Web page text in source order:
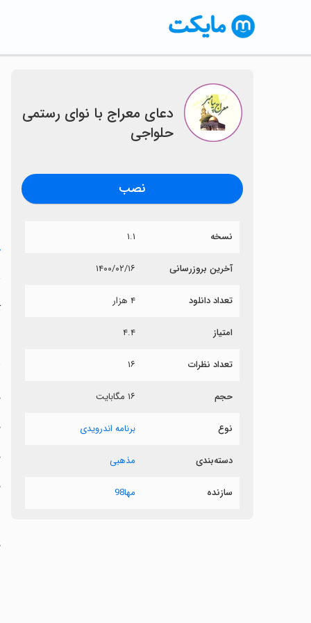
دعای معراج با نوای رستمی
حلواجی
نصب
نسخه ۱.۱
آخرین بروزرسانی ۱۴۰۰/۰۲/۱۶
تعداد دانلود ۴ هزار
امتیاز ۴.۴
تعداد نظرات ۱۶
حجم ۱۶ مگابایت
نوع برنامه اندرویدی
دسته‌بندی مذهبی
سازنده مها98